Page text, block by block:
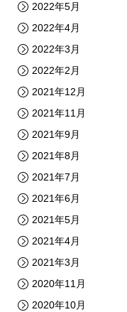
2022年5月
2022年4月
2022年3月
2022年2月
2021年12月
2021年11月
2021年9月
2021年8月
2021年7月
2021年6月
2021年5月
2021年4月
2021年3月
2020年11月
2020年10月